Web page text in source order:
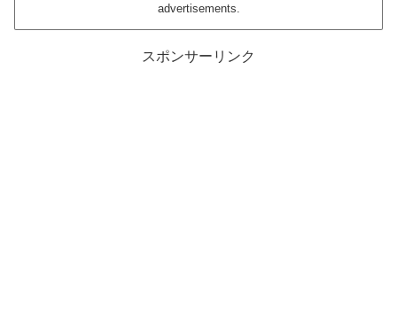
advertisements.
スポンサーリンク